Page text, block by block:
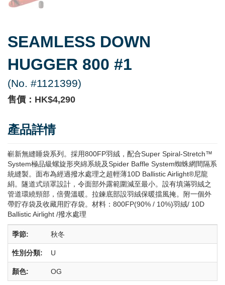
SEAMLESS DOWN
HUGGER 800 #1
(No. #1121399)
售價：HK$4,290
產品詳情
嶄新無縫睡袋系列。採用800FP羽絨，配合Super Spiral-Stretch™
System極品級螺旋形夾綿系統及Spider Baffle System蜘蛛網間隔系
統縫製。面布為經過撥水處理之超輕薄10D Ballistic Airlight®尼龍
絹。隧道式頭罩設計，令面部外露範圍減至最小。設有填滿羽絨之
管道環繞頸部，倍覺溫暖。拉鍊底部設羽絨保暖擋風掩。附一個外
帶貯存袋及收藏用貯存袋。材料：800FP(90% / 10%)羽絨/ 10D
Ballistic Airlight /撥水處理
季節: 秋冬
性別分類: U
顏色: OG